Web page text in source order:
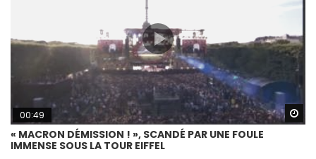
00:49
« MACRON DÉMISSION ! », SCANDÉ PAR UNE FOULE
IMMENSE SOUS LA TOUR EIFFEL